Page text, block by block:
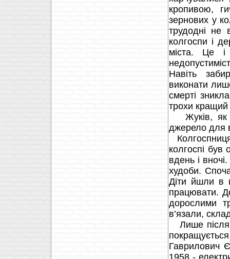
кропивою,
зернових у
трудодні не
колгоспи і
міста. Це і
Навіть
виконати
смерті
трохи
Жуків, як і
джерело для
колгоспі
вдень і
худоби.
Діти йшли в
працювати.
дорослими
в’язали,
Лише після
Гаврилович
1958 -